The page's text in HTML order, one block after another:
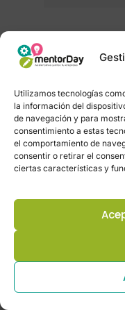
Utilizamos tecnologías
la información del
de navegación y para
consentimiento a estas
el comportamiento de
consentir o retirar el
ciertas características y
5 de agosto de 2026
Hotel
Leer más
Hotel